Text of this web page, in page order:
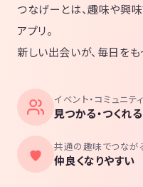
つなげーとは、趣味や興味
アプリ。
新しい出会いが、毎日をも
イベント・コミュニテ
見つかる・つくれる
共通の趣味でつなが
仲良くなりやすい